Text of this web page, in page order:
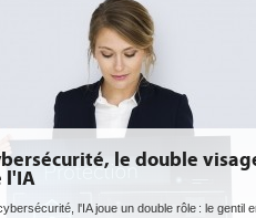
le double visage
l'IA joue un double rôle : le gentil en